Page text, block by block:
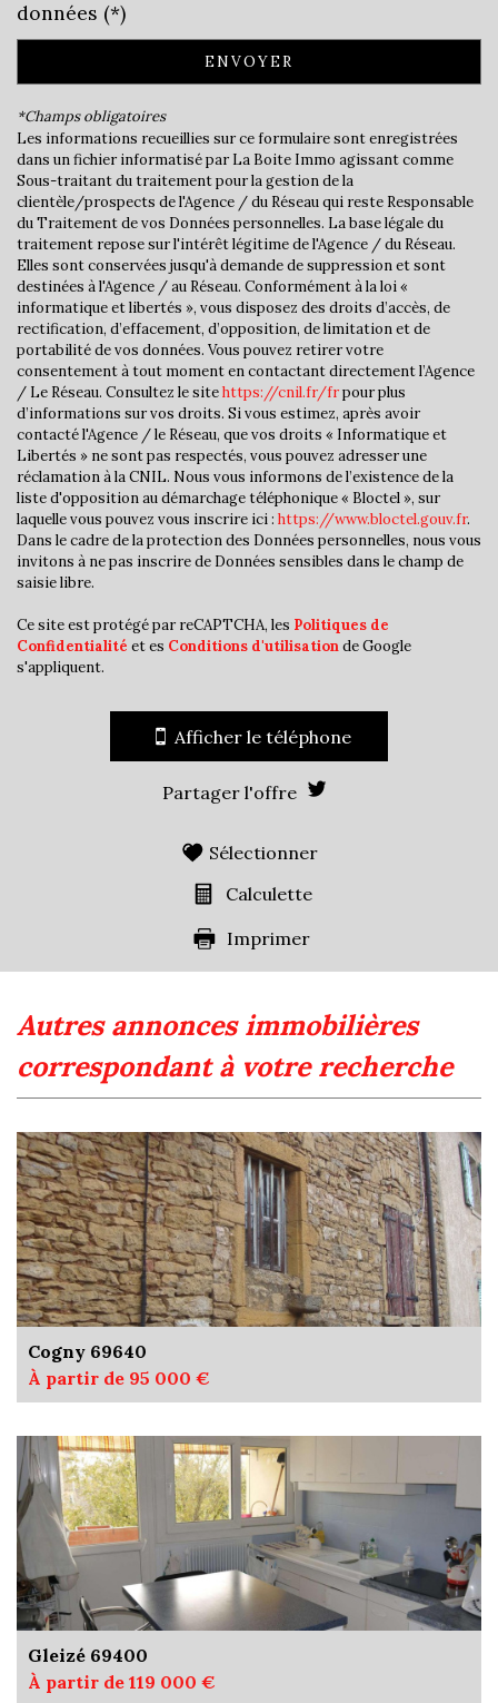
Cinéma
Collège
École maternelle
École primaire
Enseignement supérieur
Lycée
Bureau de poste
statistiques
Nombre d'habitants
36 240
Propriétaires (vs. locataires)
31,78 %
Taxe habitation
16,72 %
Taxe foncière
19,03 %
Habitants de moins de 25 ans
33,11 %
Habitants de plus de 55 ans
Nombre d'enfants par famille
Familles sans enfant
Familles avec 1 ou 2 enfants
Familles avec 3 enfants
données (*)
ENVOYER
*Champs obligatoires
Les informations recueillies sur ce formulaire sont enregistrées
dans un fichier informatisé par La Boite Immo agissant comme
Sous-traitant du traitement pour la gestion de la
clientèle/prospects de l'Agence / du Réseau qui reste Responsable
du Traitement de vos Données personnelles. La base légale du
traitement repose sur l'intérêt légitime de l'Agence / du Réseau.
Elles sont conservées jusqu'à demande de suppression et sont
destinées à l'Agence / au Réseau. Conformément à la loi «
informatique et libertés », vous disposez des droits d’accès, de
rectification, d’effacement, d’opposition, de limitation et de
portabilité de vos données. Vous pouvez retirer votre
consentement à tout moment en contactant directement l’Agence
/ Le Réseau. Consultez le sitehttps://cnil.fr/frpour plus
d’informations sur vos droits. Si vous estimez, après avoir
contacté l'Agence / le Réseau, que vos droits « Informatique et
Libertés » ne sont pas respectés, vous pouvez adresser une
réclamation à la CNIL. Nous vous informons de l’existence de la
liste d'opposition au démarchage téléphonique « Bloctel », sur
laquelle vous pouvez vous inscrire ici : https://www.bloctel.gouv.fr.
Dans le cadre de la protection des Données personnelles, nous vous
invitons à ne pas inscrire de Données sensibles dans le champ de
saisie libre.
Ce site est protégé par reCAPTCHA, les Politiques de
Confidentialité et es Conditions d'utilisationde Google
s'appliquent.
Afficher le téléphone
Partager l'offre
Sélectionner
Calculette
Imprimer
autres annonces immobilières
correspondant à votre recherche
Cogny 69640
À partir de 95 000 €
Gleizé 69400
À partir de 119 000 €